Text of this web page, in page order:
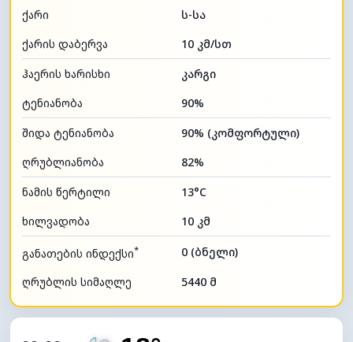
ქარი
ს-სა
ქარის დაბერვა
10 კმ/სთ
ჰაერის ხარისხი
კარგი
ტენიანობა
90%
შიდა ტენიანობა
90% (კომფორტული)
ღრუბლიანობა
82%
ნამის წერტილი
13°C
ხილვადობა
10 კმ
განათების ინდექსი* 0 (ბნელი)
ღრუბლის სიმაღლე 5440 მ